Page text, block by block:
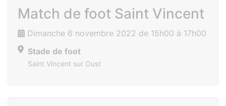
Match de foot Saint Vincent
Dimanche 6 novembre 2022 de 15h00 à 17h00
Stade de foot
Saint Vincent sur Oust